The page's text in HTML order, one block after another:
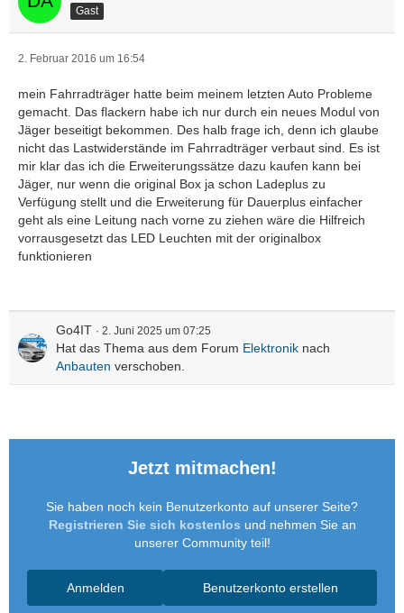
Gast
2. Februar 2016 um 16:54
mein Fahrradträger hatte beim meinem letzten Auto Probleme
gemacht. Das flackern habe ich nur durch ein neues Modul von
Jäger beseitigt bekommen. Des halb frage ich, denn ich glaube
nicht das Lastwiderstände im Fahrradträger verbaut sind. Es ist
mir klar das ich die Erweiterungssätze dazu kaufen kann bei
Jäger, nur wenn die original Box ja schon Ladeplus zu
Verfügung stellt und die Erweiterung für Dauerplus einfacher
geht als eine Leitung nach vorne zu ziehen wäre die Hilfreich
vorrausgesetzt das LED Leuchten mit der originalbox
funktionieren
Go4IT 2. Juni 2025 um 07:25
Hat das Thema aus dem Forum Elektronik nach
Anbauten verschoben.
Jetzt mitmachen!
Sie haben noch kein Benutzerkonto auf unserer Seite?
Registrieren Sie sich kostenlos und nehmen Sie an
unserer Community teil!
Benutzerkonto erstellen
Anmelden